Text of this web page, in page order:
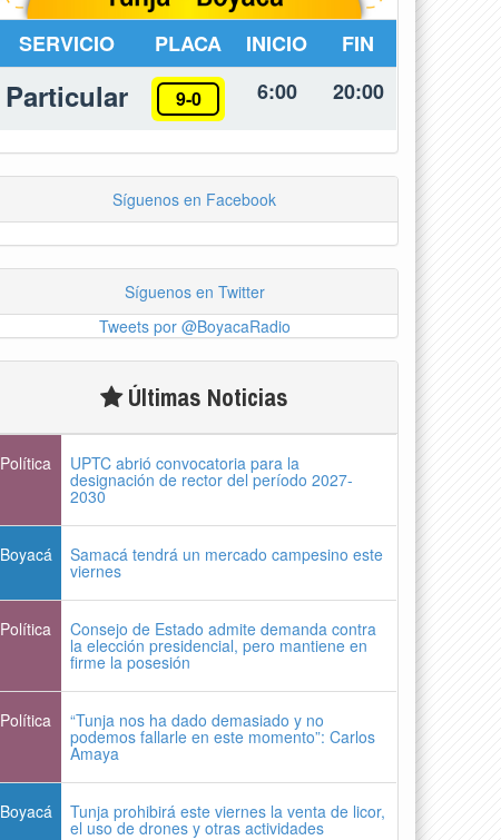
SERVICIO PLACA INICIO FIN
Particular 9-0 6:00 20:00
Síguenos en Facebook
Síguenos en Twitter
Tweets por @BoyacaRadio
Últimas Noticias
Política UPTC abrió convocatoria para la
designación de rector del período 2027-
2030
Boyacá Samacá tendrá un mercado campesino este
viernes
Política Consejo de Estado admite demanda contra
la elección presidencial, pero mantiene en
firme la posesión
Política “Tunja nos ha dado demasiado y no
podemos fallarle en este momento”: Carlos
Amaya
Boyacá Tunja prohibirá este viernes la venta de licor,
el uso de drones y otras actividades